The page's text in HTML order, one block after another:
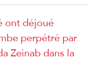
ont déjoué
perpétré par
Zeinab dans la